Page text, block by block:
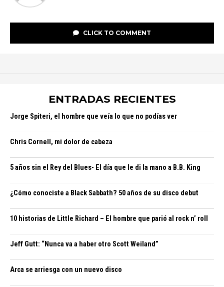
CLICK TO COMMENT
ENTRADAS RECIENTES
Jorge Spiteri, el hombre que veía lo que no podías ver
Chris Cornell, mi dolor de cabeza
5 años sin el Rey del Blues- El día que le di la mano a B.B. King
¿Cómo conociste a Black Sabbath? 50 años de su disco debut
10 historias de Little Richard – El hombre que parió al rock n’ roll
Jeff Gutt: “Nunca va a haber otro Scott Weiland”
Arca se arriesga con un nuevo disco